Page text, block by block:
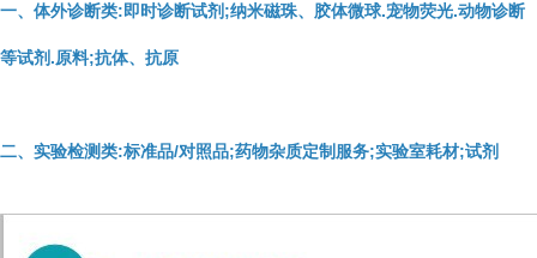
一、体外诊断类:即时诊断试剂;纳米磁珠、胶体微球.宠物荧光.动物诊断
等试剂.原料;抗体、抗原
二、实验检测类:标准品/对照品;药物杂质定制服务;实验室耗材;试剂